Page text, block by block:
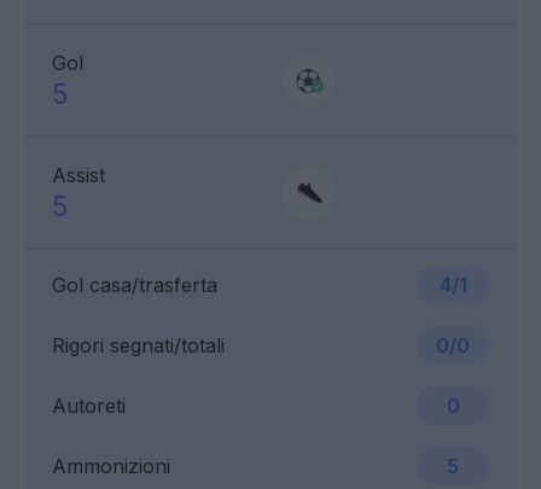
Gol
5
Assist
5
Gol casa/trasferta 4/1
Ammonizioni 5
Rigori segnati/totali 0/0
Autoreti 0